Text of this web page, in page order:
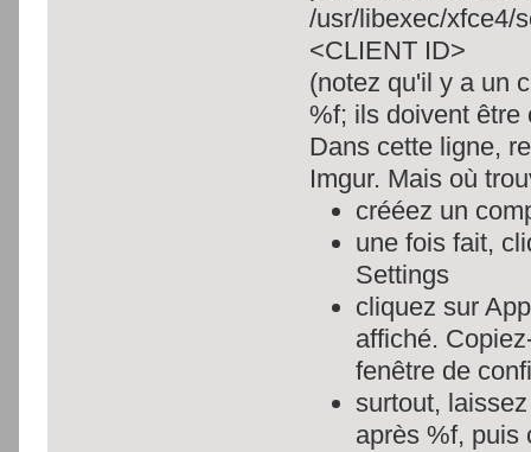
/usr/libexec/xfce4/
<CLIENT ID>
(notez qu'il y a un
%f; ils doivent être
Dans cette ligne,
Imgur. Mais où
crééez un
une fois fait,
Settings
cliquez sur
affiché.
fenêtre de
surtout,
après %f, puis